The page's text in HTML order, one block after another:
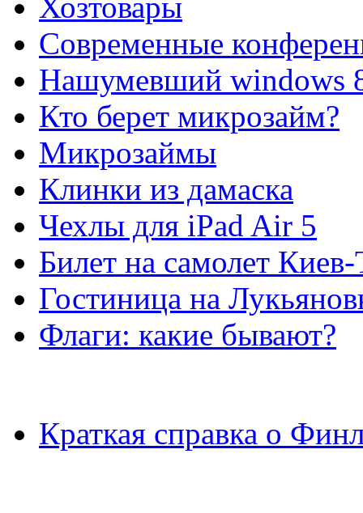
Современные
Нашумевший windows
Кто берет микрозайм?
Микрозаймы
Клинки из дамаска
Чехлы для iPad Air 5
Билет на самолет
Гостиница на
Флаги: какие бывают?
Краткая справка о